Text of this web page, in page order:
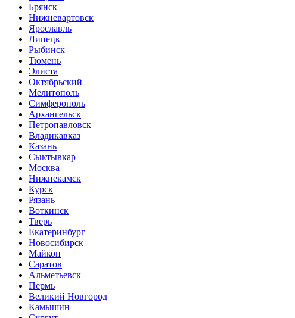
Брянск
Нижневартовск
Ярославль
Липецк
Рыбинск
Тюмень
Элиста
Октябрьский
Мелитополь
Симферополь
Архангельск
Петропавловск
Владикавказ
Казань
Сыктывкар
Москва
Нижнекамск
Курск
Рязань
Воткинск
Тверь
Екатеринбург
Новосибирск
Майкоп
Саратов
Альметьевск
Пермь
Великий Новгород
Камышин